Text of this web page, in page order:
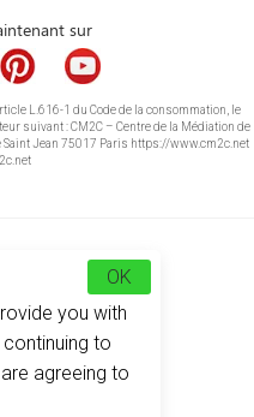
sur
L.616-1 du Code de la consommation, le
suivant : CM2C – Centre de la Médiation de
Jean 75017 Paris https://www.cm2c.net
you with
to
agreeing to
OK